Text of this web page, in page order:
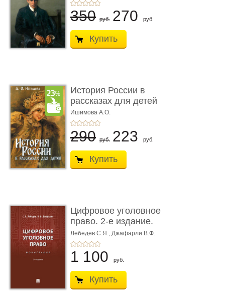
350 руб. 270 руб.
Купить
История России в
рассказах для детей
Ишимова А.О.
290 руб. 223 руб.
Купить
Цифровое уголовное
право. 2-е издание.
Монограф ...
Лебедев С.Я., Джафарли В.Ф.
1 100 руб.
Купить